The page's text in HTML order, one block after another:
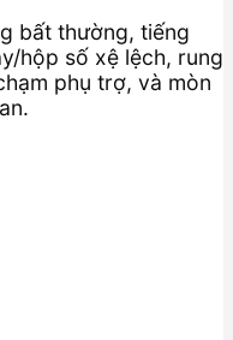
bất thường, tiếng
hộp số xệ lệch, rung
phụ trợ, và mòn